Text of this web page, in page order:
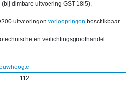
dimbare uitvoering GST 18i5).
uitvoeringen verloopringen beschikbaar.
en verlichtingsgroothandel.
112